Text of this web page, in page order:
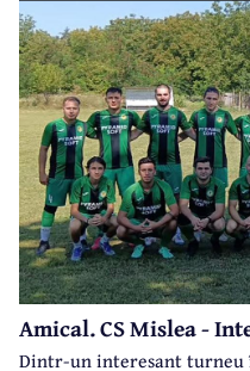
Amical. CS Mislea -
Dintr-un interesant turneu